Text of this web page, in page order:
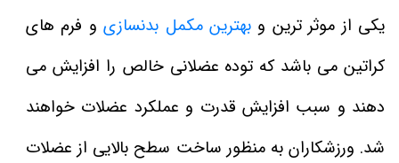
یکی از موثر ترین و بهترین مکمل بدنسازیو فرم های
کراتین می باشد که توده عضلانی خالص را افزایش می
دهند و سبب افزایش قدرت و عملکرد عضلات خواهند
شد. ورزشکاران به منظور ساخت سطح بالایی از عضلات